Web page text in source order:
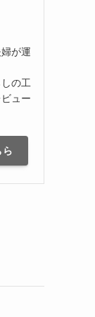
が運
の工
ュー